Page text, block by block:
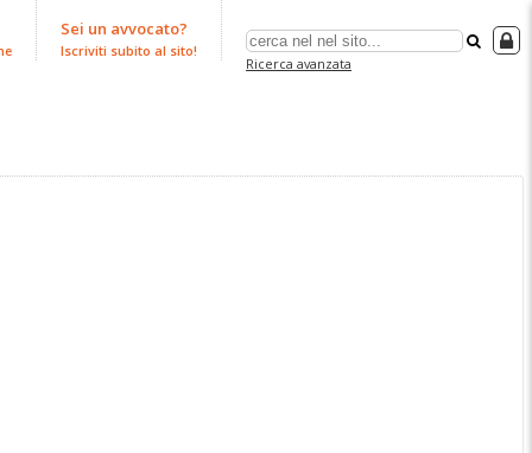
Ricerca avanzata
Sei un avvocato?
Iscriviti subito al sito!